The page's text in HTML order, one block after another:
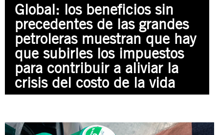
PREGUNTAS FRECUENTES
ÁREAS TEMÁTICAS
JUSTICIA INTERNACIONAL
EDUCACIÓN EN DERECHOS HUMANOS Y JÓVENES
PRENSA
SUSCRIBITE
PREGUNTAS FRECUENTES
Global: los beneficios sin
precedentes de las grandes
petroleras muestran que hay
que subirles los impuestos
para contribuir a aliviar la
crisis del costo de la vida